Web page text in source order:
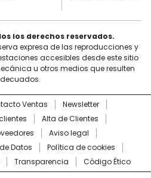
los derechos reservados.
expresa de las reproducciones y
accesibles desde este sitio
u otros medios que resulten
Ventas
Newsletter
Alta de Clientes
Aviso legal
Datos
Política de cookies
Transparencia Código Ético